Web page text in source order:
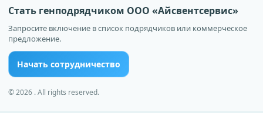
Стать генподрядчиком ООО «Айсвентсервис»
Запросите включение в список подрядчиков или коммерческое
предложение.
Начать сотрудничество
© 2026 . All rights reserved.